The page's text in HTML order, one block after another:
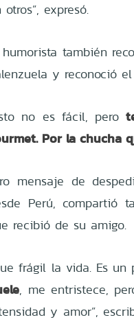
otros”, expresó.
humorista también
y reconoció
no es fácil, pero
Por la chucha
mensaje de
Perú, compartió
recibió de su amigo.
frágil la vida. Es
, me entristece,
y amor”,